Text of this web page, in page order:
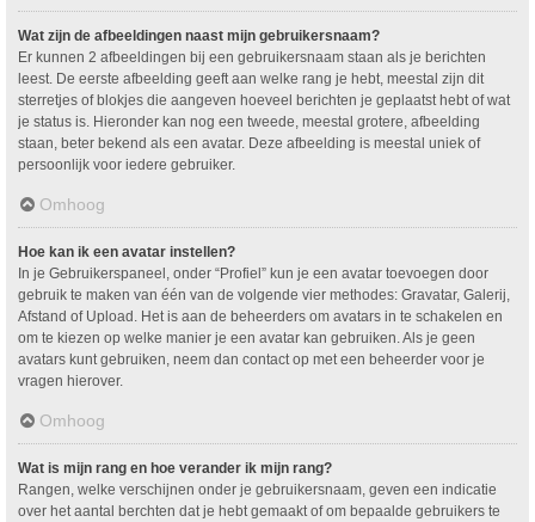
Wat zijn de afbeeldingen naast mijn gebruikersnaam?
Er kunnen 2 afbeeldingen bij een gebruikersnaam staan als je berichten
leest. De eerste afbeelding geeft aan welke rang je hebt, meestal zijn dit
sterretjes of blokjes die aangeven hoeveel berichten je geplaatst hebt of wat
je status is. Hieronder kan nog een tweede, meestal grotere, afbeelding
staan, beter bekend als een avatar. Deze afbeelding is meestal uniek of
persoonlijk voor iedere gebruiker.
Omhoog
Hoe kan ik een avatar instellen?
In je Gebruikerspaneel, onder “Profiel” kun je een avatar toevoegen door
gebruik te maken van één van de volgende vier methodes: Gravatar, Galerij,
Afstand of Upload. Het is aan de beheerders om avatars in te schakelen en
om te kiezen op welke manier je een avatar kan gebruiken. Als je geen
avatars kunt gebruiken, neem dan contact op met een beheerder voor je
vragen hierover.
Omhoog
Wat is mijn rang en hoe verander ik mijn rang?
Rangen, welke verschijnen onder je gebruikersnaam, geven een indicatie
over het aantal berchten dat je hebt gemaakt of om bepaalde gebruikers te